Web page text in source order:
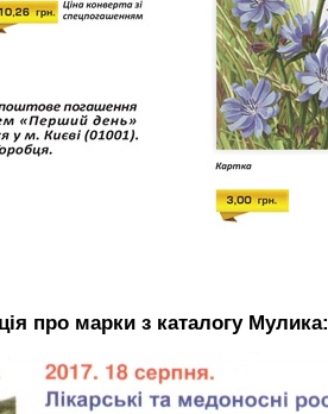
про марки з каталогу Мулика: